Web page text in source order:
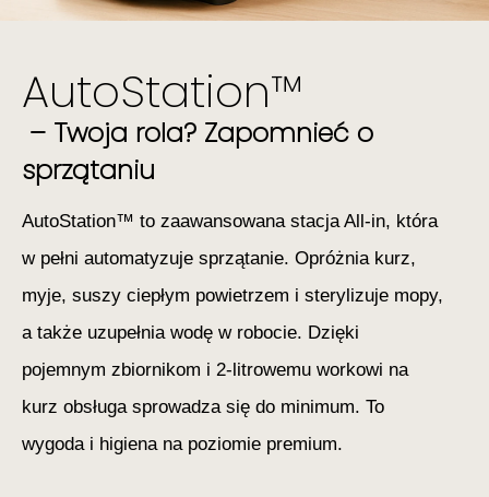
AutoStation™
– Twoja rola? Zapomnieć o
sprzątaniu
AutoStation™ to zaawansowana stacja All-in, która
w pełni automatyzuje sprzątanie. Opróżnia kurz,
myje, suszy ciepłym powietrzem i sterylizuje mopy,
a także uzupełnia wodę w robocie. Dzięki
pojemnym zbiornikom i 2-litrowemu workowi na
kurz obsługa sprowadza się do minimum. To
wygoda i higiena na poziomie premium.